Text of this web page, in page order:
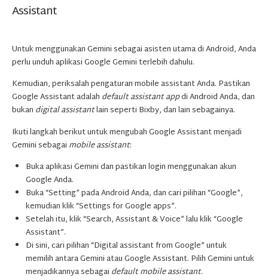
Assistant
Untuk menggunakan Gemini sebagai asisten utama di Android, Anda
perlu unduh aplikasi Google Gemini terlebih dahulu.
Kemudian, periksalah pengaturan mobile assistant Anda. Pastikan
Google Assistant adalah default assistant appdi Android Anda, dan
bukan digital assistantlain seperti Bixby, dan lain sebagainya.
Ikuti langkah berikut untuk mengubah Google Assistant menjadi
Gemini sebagai mobile assistant:
Buka aplikasi Gemini dan pastikan login menggunakan akun
Google Anda.
Buka “Setting” pada Android Anda, dan cari pilihan “Google”,
kemudian klik “Settings for Google apps”.
Setelah itu, klik “Search, Assistant & Voice” lalu klik “Google
Assistant”.
Di sini, cari pilihan “Digital assistant from Google” untuk
memilih antara Gemini atau Google Assistant. Pilih Gemini untuk
menjadikannya sebagai default mobile assistant.